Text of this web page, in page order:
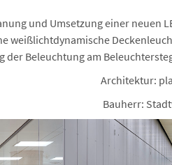
und Umsetzung einer neuen
weißlichtdynamische
der Beleuchtung am
Architektur:
Bauherr: